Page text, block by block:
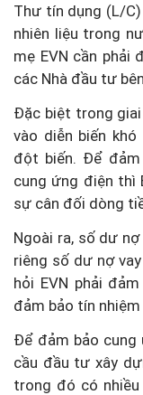
Thư tín dụng (L/
nhiên liệu trong
mẹ EVN cần phải
các Nhà đầu tư
Đặc biệt trong giai
vào diễn biến
đột biến. Để đảm
cung ứng điện thì
sự cân đối dòng
Ngoài ra, số dư
riêng số dư nợ
hỏi EVN phải
đảm bảo tín
Để đảm bảo cung
cầu đầu tư xây
trong đó có